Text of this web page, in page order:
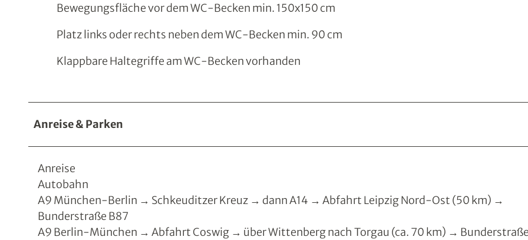
Bewegungsfläche vor dem WC-Becken min. 150x150 cm
Platz links oder rechts neben dem WC-Becken min. 90 cm
Klappbare Haltegriffe am WC-Becken vorhanden
Anreise & Parken
Anreise
Autobahn
A9 München-Berlin → Schkeuditzer Kreuz → dann A14 → Abfahrt Leipzig Nord-Ost (50 km) →
Bunderstraße B87
A9 Berlin-München → Abfahrt Coswig → über Wittenberg nach Torgau (ca. 70 km) →